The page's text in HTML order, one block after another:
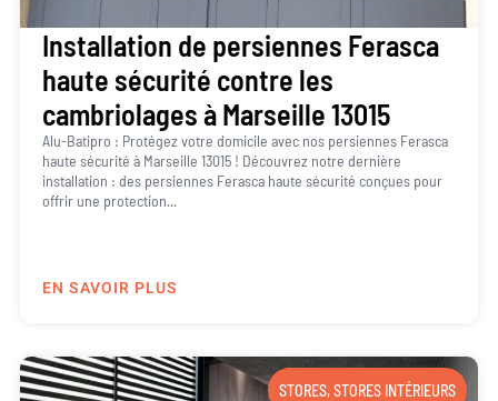
Installation de persiennes Ferasca
haute sécurité contre les
cambriolages à Marseille 13015
Alu-Batipro : Protégez votre domicile avec nos persiennes Ferasca
haute sécurité à Marseille 13015 ! Découvrez notre dernière
installation : des persiennes Ferasca haute sécurité conçues pour
offrir une protection...
EN SAVOIR PLUS
STORES,STORES INTÉRIEURS